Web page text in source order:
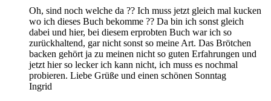
Oh, sind noch welche da ?? Ich muss jetzt gleich mal kucken
wo ich dieses Buch bekomme ?? Da bin ich sonst gleich
dabei und hier, bei diesem erprobten Buch war ich so
zurückhaltend, gar nicht sonst so meine Art. Das Brötchen
backen gehört ja zu meinen nicht so guten Erfahrungen und
jetzt hier so lecker ich kann nicht, ich muss es nochmal
probieren. Liebe Grüße und einen schönen Sonntag
Ingrid